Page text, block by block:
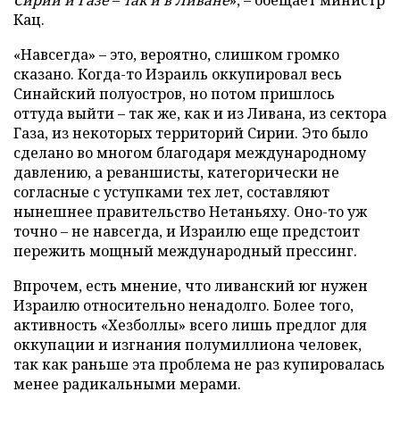
Кац.
«Навсегда» – это, вероятно, слишком громко
сказано. Когда-то Израиль оккупировал весь
Синайский полуостров, но потом пришлось
оттуда выйти – так же, как и из Ливана, из сектора
Газа, из некоторых территорий Сирии. Это было
сделано во многом благодаря международному
давлению, а реваншисты, категорически не
согласные с уступками тех лет, составляют
нынешнее правительство Нетаньяху. Оно-то уж
точно – не навсегда, и Израилю еще предстоит
пережить мощный международный прессинг.
Впрочем, есть мнение, что ливанский юг нужен
Израилю относительно ненадолго. Более того,
активность «Хезболлы» всего лишь предлог для
оккупации и изгнания полумиллиона человек,
так как раньше эта проблема не раз купировалась
менее радикальными мерами.